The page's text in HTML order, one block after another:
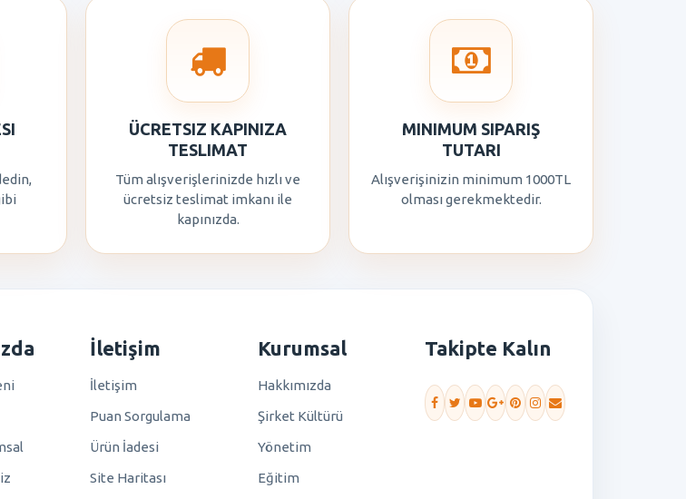
ÜCRETSIZ KAPINIZA
TESLIMAT
Tüm alışverişlerinizde hızlı ve
ücretsiz teslimat imkanı ile
kapınızda.
MINIMUM SIPARIŞ
TUTARI
Alışverişinizin minimum 1000TL
olması gerekmektedir.
İletişim
İletişim
Puan Sorgulama
Ürün İadesi
Site Haritası
Kurumsal
Hakkımızda
Şirket Kültürü
Yönetim
Eğitim
Takipte Kalın